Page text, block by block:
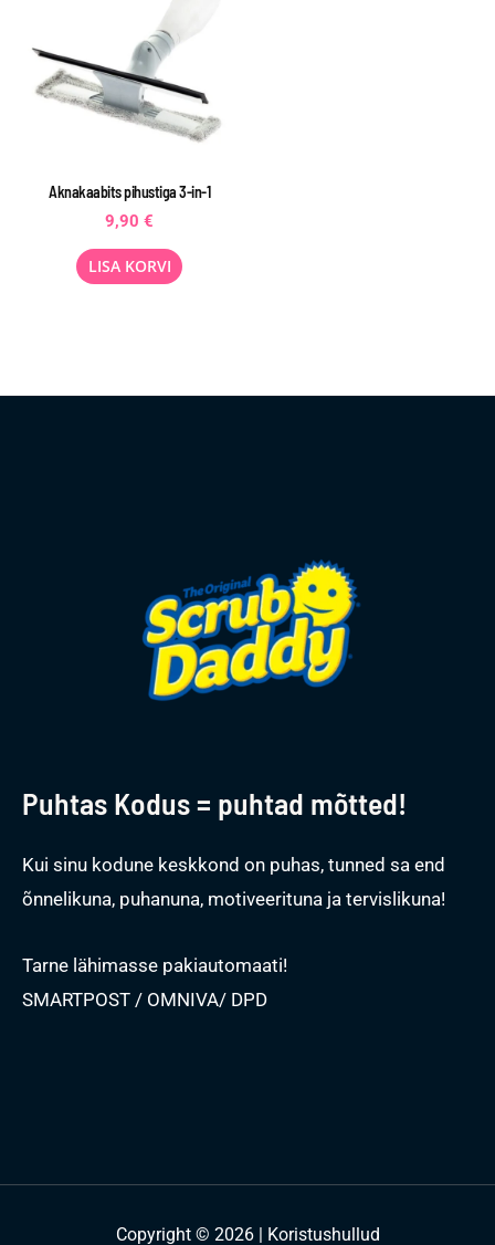
Aknakaabits pihustiga 3-in-1
9,90 €
LISA KORVI
Puhtas Kodus = puhtad mõtted!
Kui sinu kodune keskkond on puhas, tunned sa end
õnnelikuna, puhanuna, motiveerituna ja tervislikuna!
Tarne lähimasse pakiautomaati!
SMARTPOST / OMNIVA/ DPD
Copyright © 2026 | Koristushullud